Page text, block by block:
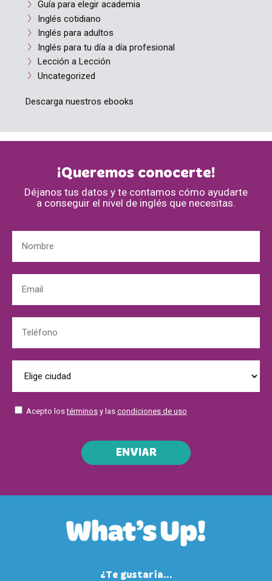
Guía para elegir academia
Inglés cotidiano
Inglés para adultos
Inglés para tu día a día profesional
Lección a Lección
Uncategorized
Descarga nuestros ebooks
¡Queremos conocerte!
Déjanos tus datos y te contamos cómo ayudarte
a conseguir el nivel de inglés que necesitas.
Acepto lostérminos y las condiciones de uso
ENVIAR
¿Te gustaría...